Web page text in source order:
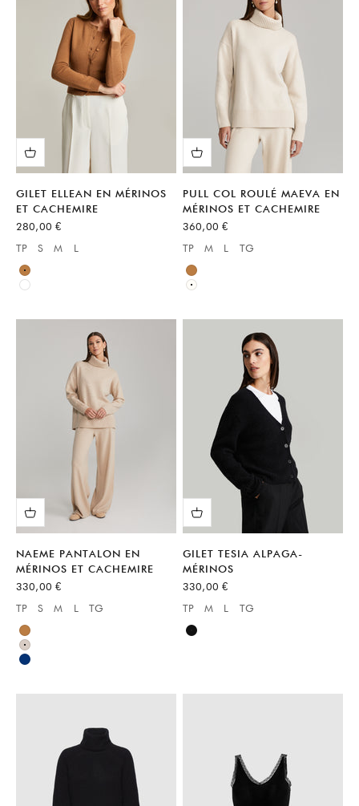
GILET ELLEAN EN MÉRINOS
ET CACHEMIRE
Prix de vente
280,00 €
Available sizes:
TP S M L
Neutre
Blanc
PULL COL ROULÉ MAEVA EN
MÉRINOS ET CACHEMIRE
Prix de vente
360,00 €
Available sizes:
TP M L TG
Marron
Blanc
NAEME PANTALON EN
MÉRINOS ET CACHEMIRE
Prix de vente
330,00 €
Available sizes:
TP S M L TG
Marron
Neutre
Bleu
GILET TESIA ALPAGA-
MÉRINOS
Prix de vente
330,00 €
Available sizes:
TP M L TG
Noir